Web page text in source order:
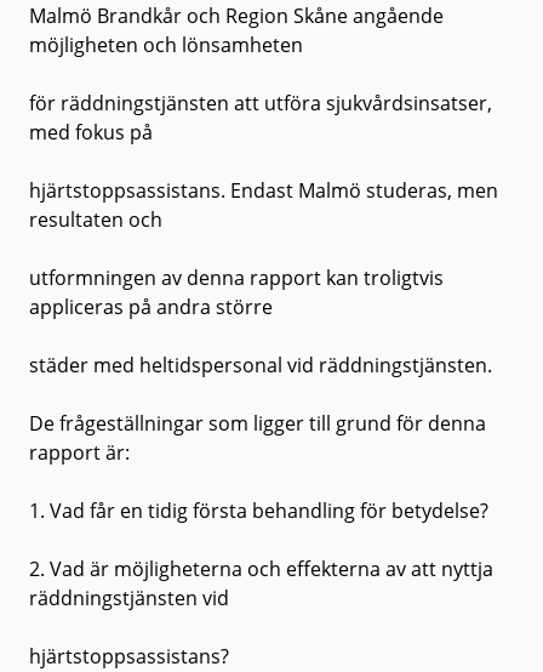
Malmö Brandkår och Region Skåne angående
möjligheten och lönsamheten
för räddningstjänsten att utföra sjukvårdsinsatser,
med fokus på
hjärtstoppsassistans. Endast Malmö studeras, men
resultaten och
utformningen av denna rapport kan troligtvis
appliceras på andra större
städer med heltidspersonal vid räddningstjänsten.
De frågeställningar som ligger till grund för denna
rapport är:
1. Vad får en tidig första behandling för betydelse?
2. Vad är möjligheterna och effekterna av att nyttja
räddningstjänsten vid
hjärtstoppsassistans?